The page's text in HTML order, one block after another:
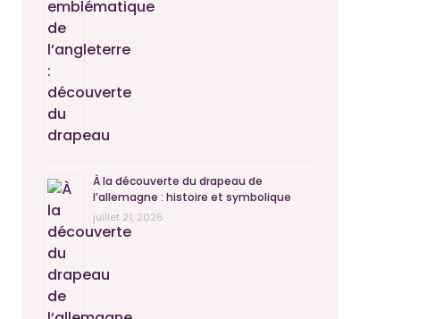
À la découverte du drapeau de
l’allemagne : histoire et symbolique
juillet 21, 2026